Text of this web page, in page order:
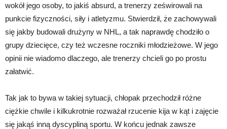
wokół jego osoby, to jakiś absurd, a trenerzy ześwirowali na
punkcie fizyczności, siły i atletyzmu. Stwierdził, że zachowywali
się jakby budowali drużyny w NHL, a tak naprawdę chodziło o
grupy dziecięce, czy też wczesne roczniki młodzieżowe. W jego
opinii nie wiadomo dlaczego, ale trenerzy chcieli go po prostu
załatwić.
Tak jak to bywa w takiej sytuacji, chłopak przechodził różne
ciężkie chwile i kilkukrotnie rozważał rzucenie kija w kąt i zajęcie
się jakąś inną dyscypliną sportu. W końcu jednak zawsze